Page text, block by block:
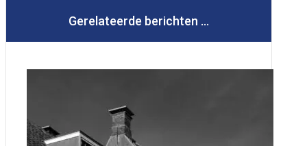
Gerelateerde berichten ...